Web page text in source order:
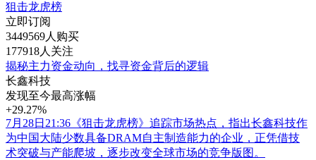
狙击龙虎榜
立即订阅
3449569人购买
177918人关注
揭秘主力资金动向，找寻资金背后的逻辑
长鑫科技
发现至今最高涨幅
+29.27%
7月28日21:36《狙击龙虎榜》追踪市场热点，指出长鑫科技作
为中国大陆少数具备DRAM自主制造能力的企业，正凭借技
术突破与产能爬坡，逐步改变全球市场的竞争版图。